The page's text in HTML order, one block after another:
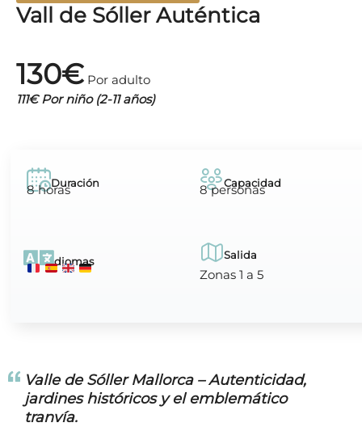
Vall de Sóller Auténtica
130€ Por adulto
111€ Por niño (2-11 años)
Duración
8 horas Capacidad
8 personas
Idiomas Salida
Zonas 1 a 5
Valle de Sóller Mallorca – Autenticidad,
jardines históricos y el emblemático
tranvía.